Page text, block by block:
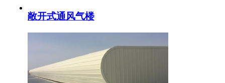
敞开式通风气楼